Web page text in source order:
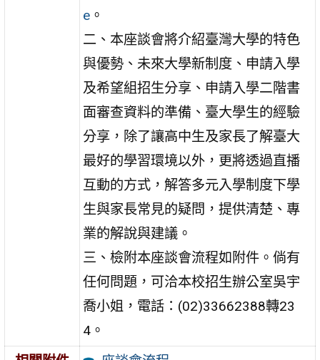
e 。
二、本座談會將介紹臺灣大學的特色
與優勢、未來大學新制度、申請入學
及希望組招生分享、申請入學二階書
面審查資料的準備、臺大學生的經驗
分享，除了讓高中生及家長了解臺大
最好的學習環境以外，更將透過直播
互動的方式，解答多元入學制度下學
生與家長常見的疑問，提供清楚、專
業的解說與建議。
三、檢附本座談會流程如附件。倘有
任何問題，可洽本校招生辦公室吳宇
喬小姐，電話：(02)33662388轉23
4。